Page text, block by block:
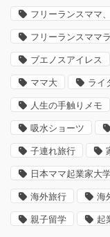
フリーランスママ
フリーランスママ
ブエノスアイレス
ママ大 ライ
人生の手触りメモ
吸水ショーツ
子連れ旅行
日本ママ起業家大
海外旅行 海
親子留学 起